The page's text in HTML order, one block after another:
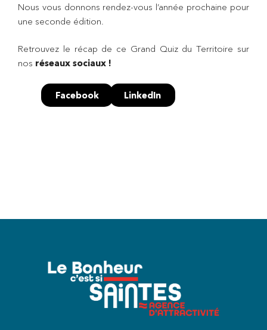
Nous vous donnons rendez-vous l’année prochaine pour
une seconde édition.
Retrouvez le récap de ce Grand Quiz du Territoire sur
nos réseaux sociaux !
LinkedIn
Facebook